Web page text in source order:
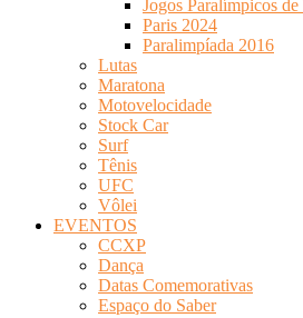
Jogos Paralímpicos
Paris 2024
Paralimpíada 2016
Lutas
Maratona
Motovelocidade
Stock Car
Surf
Tênis
UFC
Vôlei
EVENTOS
CCXP
Dança
Datas Comemorativas
Espaço do Saber